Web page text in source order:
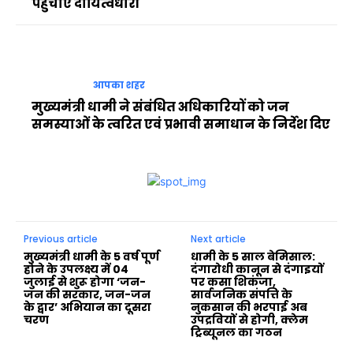
पहुंचाएं दायित्वधारी
आपका शहर
मुख्यमंत्री धामी ने संबंधित अधिकारियों को जन
समस्याओं के त्वरित एवं प्रभावी समाधान के निर्देश दिए
Previous article
मुख्यमंत्री धामी के 5 वर्ष पूर्ण
होने के उपलक्ष्य में 04
जुलाई से शुरू होगा ‘जन-
जन की सरकार, जन-जन
के द्वार’ अभियान का दूसरा
चरण
Next article
धामी के 5 साल बेमिसाल:
दंगारोधी कानून से दंगाइयों
पर कसा शिकंजा,
सार्वजनिक संपत्ति के
नुकसान की भरपाई अब
उपद्रवियों से होगी, क्लेम
ट्रिब्यूनल का गठन